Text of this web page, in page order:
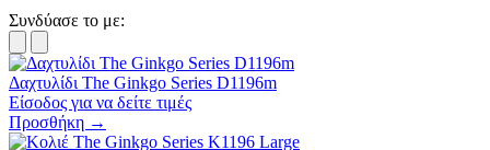
Συνδύασε το με:
Δαχτυλίδι The Ginkgo Series D1196m
Είσοδος για να δείτε τιμές
Προσθήκη →